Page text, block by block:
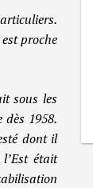
proche
sous les
1958.
dont il
était